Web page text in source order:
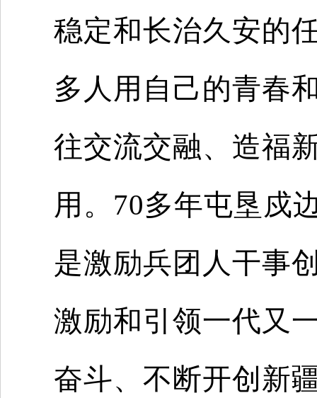
稳定和长治久安的
多人用自己的青春
往交流交融、造福
用。70多年屯垦戍
是激励兵团人干事
激励和引领一代又
奋斗、不断开创新